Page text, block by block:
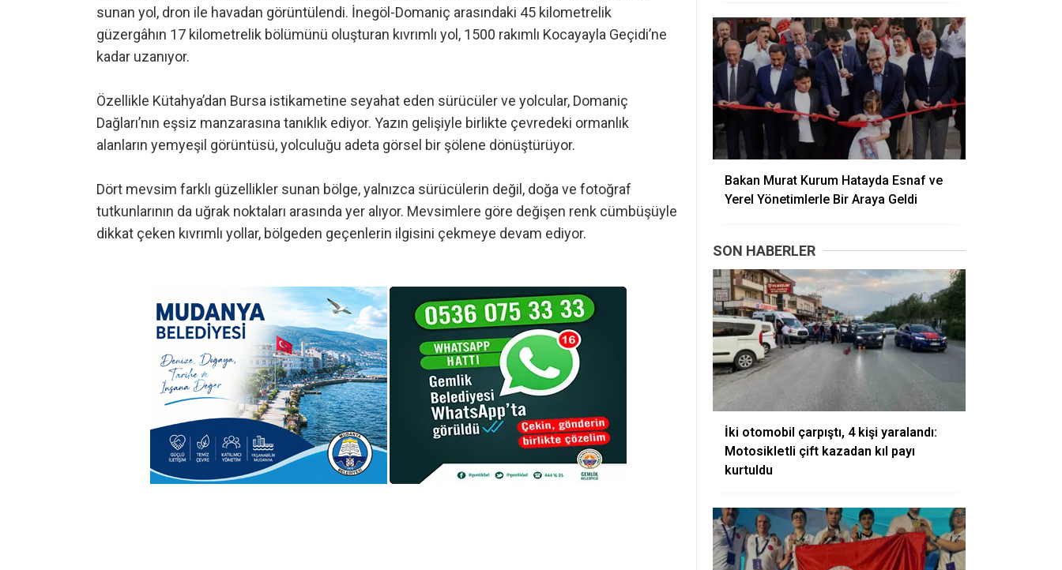
sunan yol, dron ile havadan görüntülendi. İnegöl-Domaniç arasındaki 45 kilometrelik
güzergâhın 17 kilometrelik bölümünü oluşturan kıvrımlı yol, 1500 rakımlı Kocayayla Geçidi’ne
kadar uzanıyor.
Özellikle Kütahya’dan Bursa istikametine seyahat eden sürücüler ve yolcular, Domaniç
Dağları’nın eşsiz manzarasına tanıklık ediyor. Yazın gelişiyle birlikte çevredeki ormanlık
alanların yemyeşil görüntüsü, yolculuğu adeta görsel bir şölene dönüştürüyor.
Dört mevsim farklı güzellikler sunan bölge, yalnızca sürücülerin değil, doğa ve fotoğraf
tutkunlarının da uğrak noktaları arasında yer alıyor. Mevsimlere göre değişen renk cümbüşüyle
dikkat çeken kıvrımlı yollar, bölgeden geçenlerin ilgisini çekmeye devam ediyor.
Bakan Murat Kurum Hatayda Esnaf ve
Yerel Yönetimlerle Bir Araya Geldi
SON HABERLER
İki otomobil çarpıştı, 4 kişi yaralandı:
Motosikletli çift kazadan kıl payı
kurtuldu